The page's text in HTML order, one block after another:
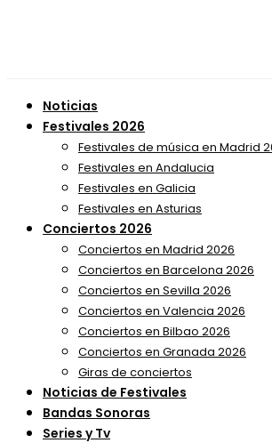
Noticias
Festivales 2026
Festivales de música en Madrid
Festivales en Andalucia
Festivales en Galicia
Festivales en Asturias
Conciertos 2026
Conciertos en Madrid 2026
Conciertos en Barcelona 2026
Conciertos en Sevilla 2026
Conciertos en Valencia 2026
Conciertos en Bilbao 2026
Conciertos en Granada 2026
Giras de conciertos
Noticias de Festivales
Bandas Sonoras
Series y Tv